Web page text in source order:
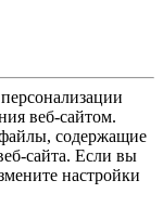
веб-сайтом.
содержащие
сайта. Если вы
настройки